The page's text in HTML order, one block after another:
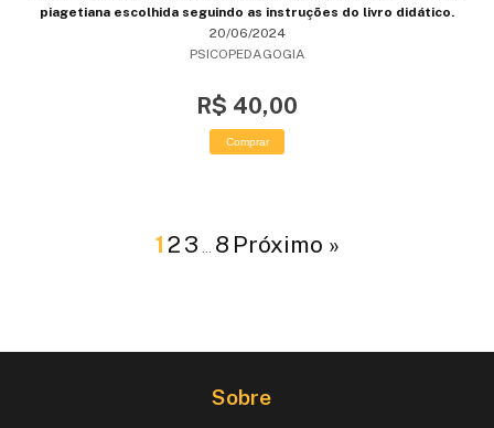
piagetiana escolhida seguindo as instruções do livro didático.
20/06/2024
PSICOPEDAGOGIA
R$ 40,00
Comprar
1 2 3 … 8 Próximo »
Sobre